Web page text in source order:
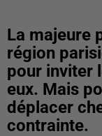
La majeure
région
pour inviter
eux. Mais
déplacer
contrainte.